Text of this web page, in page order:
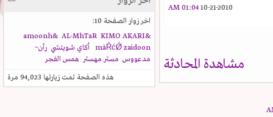
10-21-2010
01:04 AM
مشاهدة المحادثة
اخر زوار الصفحة 10:
&amoonh&
AL-MhTaR
KIMO AKARI
màŔćǾzaidoon أكاي شويتشي
رآن~
مدعووس
مستر مهستر
همس الفجر
هذه الصفحة تمت زيارتها94,023مرة